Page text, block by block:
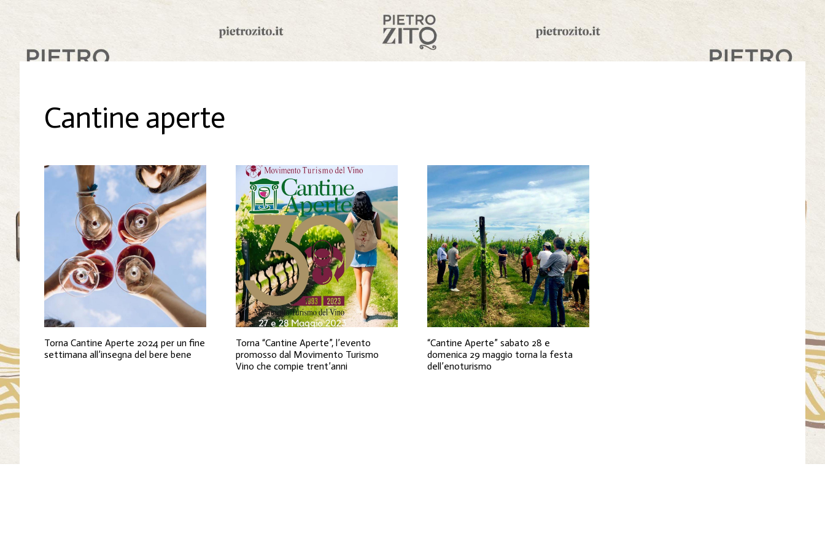
Cantine aperte
Torna Cantine Aperte 2024 per un fine
settimana all’insegna del bere bene
Torna “Cantine Aperte”, l’evento
promosso dal Movimento Turismo
Vino che compie trent’anni
“Cantine Aperte” sabato 28 e
domenica 29 maggio torna la festa
dell’enoturismo